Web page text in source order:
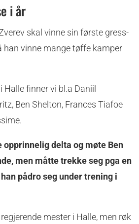
i år
skal vinne sin første gress-
han vinne mange tøffe kamper
Halle finner vi bl.a Daniil
Ben Shelton, Frances Tiafoe
opprinnelig delta og møte Ben
men måtte trekke seg pga en
pådro seg under trening i
mester i Halle, men røk